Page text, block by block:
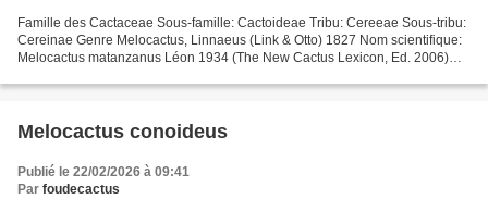
Famille des Cactaceae Sous-famille: Cactoideae Tribu: Cereeae Sous-tribu:
Cereinae Genre Melocactus, Linnaeus (Link & Otto) 1827 Nom scientifique:
Melocactus matanzanus Léon 1934 (The New Cactus Lexicon, Ed. 2006)
Melocactus conoideus
Publié le 22/02/2026 à 09:41
Par foudecactus